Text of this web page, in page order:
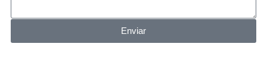
Enviar